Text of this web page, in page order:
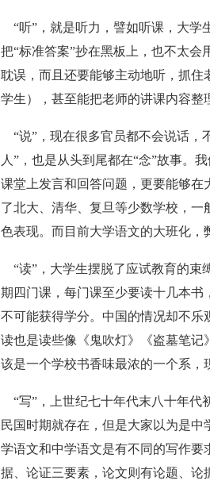
“听”，就是听力，譬如听课，大学
把“标准答案”抄在黑板上，也不太
耽误，而且还要能够主动地听，抓
学生），甚至能把老师的讲课内容
“说”，现在很多官员都不会说话，
人”，也是从头到尾都在“念”故事。
课堂上发言和回答问题，更要能够
了北大、清华、复旦等少数学校，
色表现。而目前大学语文的大班化
“读”，大学生摆脱了应试教育的束
期四门课，每门课至少要读十几本
不可能获得学分。中国的情况却不
读也是读些像《鬼吹灯》《盗墓笔
该是一个学校书香味最浓的一个系
“写”，上世纪七十年代末八十年代
民国时期就存在，但是大家以为是
学语文和中学语文是有不同的写作
据、论证三要素，论文则有论题、